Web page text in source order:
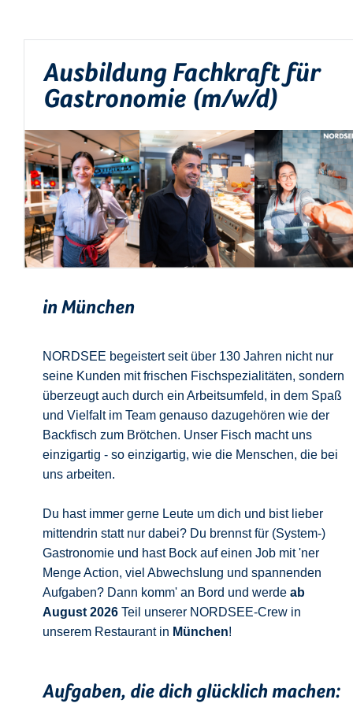
Ausbildung Fachkraft für
Gastronomie (m/w/d)
in München
NORDSEE begeistert seit über 130 Jahren nicht nur
seine Kunden mit frischen Fischspezialitäten, sondern
überzeugt auch durch ein Arbeitsumfeld, in dem Spaß
und Vielfalt im Team genauso dazugehören wie der
Backfisch zum Brötchen. Unser Fisch macht uns
einzigartig - so einzigartig, wie die Menschen, die bei
uns arbeiten.
Du hast immer gerne Leute um dich und bist lieber
mittendrin statt nur dabei? Du brennst für (System-)
Gastronomie und hast Bock auf einen Job mit 'ner
Menge Action, viel Abwechslung und spannenden
Aufgaben? Dann komm' an Bord und werde ab
August 2026 Teil unserer NORDSEE-Crew in
unserem Restaurant in München!
Aufgaben, die dich glücklich machen: